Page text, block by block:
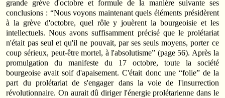
grande grève d'octobre et formule de la manière suivante ses
conclusions : “Nous voyons maintenant quels éléments présidèrent
à la grève d'octobre, quel rôle y jouèrent la bourgeoisie et les
intellectuels. Nous avons suffisamment précisé que le prolétariat
n'était pas seul et qu'il ne pouvait, par ses seuls moyens, porter ce
coup sérieux, peut‑être mortel, à l'absolutisme” (page 56). Après la
promulgation du manifeste du 17 octobre, toute la société
bourgeoise avait soif d'apaisement. C'était donc une “folie” de la
part du prolétariat de s'engager dans la voie de l'insurrection
révolutionnaire. On aurait dû diriger l'énergie prolétarienne dans le